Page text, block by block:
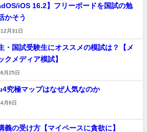
iOS 16.2】フリーボードを国試の勉
かそう
月31日
・国試受験生にオススメの模試は？【メ
クメディア模試】
月25日
究極マップはなぜ人気なのか
月6日
義の受け方【マイペースに貪欲に】